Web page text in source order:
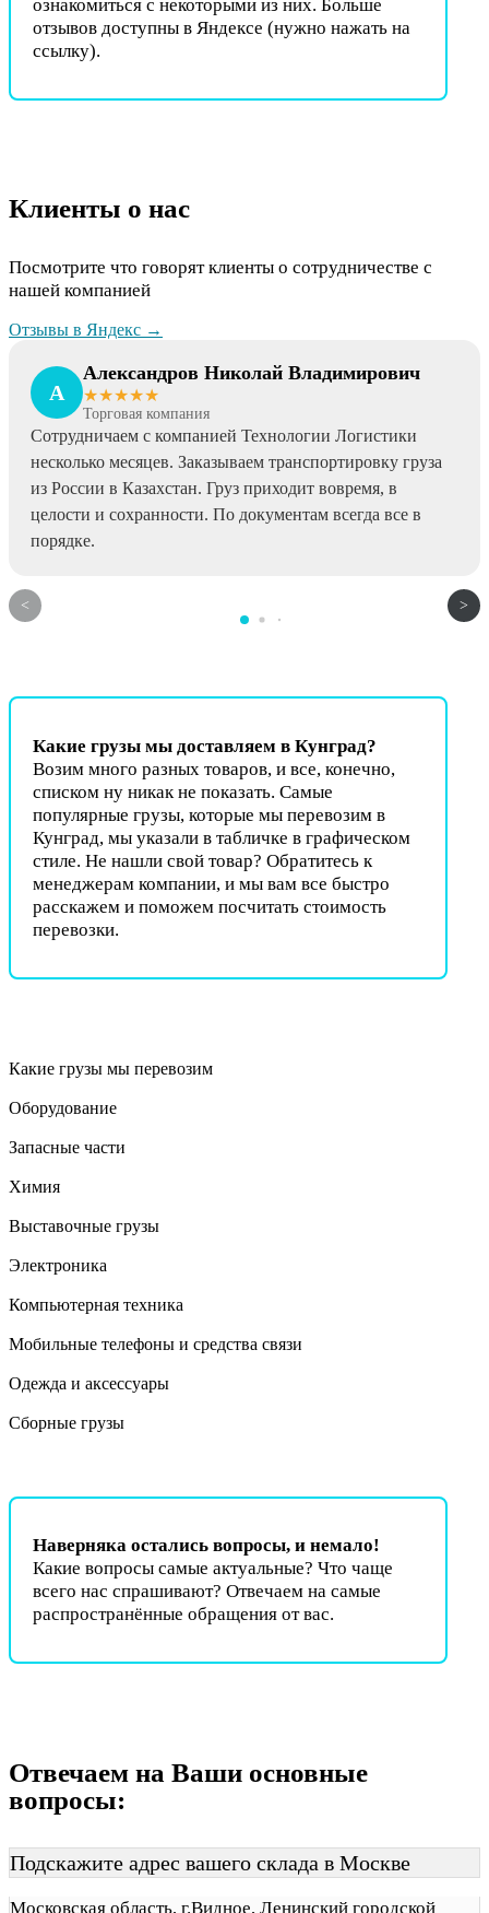
ознакомиться с некоторыми из них. Больше
отзывов доступны в Яндексе (нужно нажать на
ссылку).
Клиенты о нас
Посмотрите что говорят клиенты о сотрудничестве с
нашей компанией
Отзывы в Яндекс →
А
Александров Николай Владимирович
★★★★★
Торговая компания
Сотрудничаем с компанией Технологии Логистики
несколько месяцев. Заказываем транспортировку груза
из России в Казахстан. Груз приходит вовремя, в
целости и сохранности. По документам всегда все в
порядке.
Какие грузы мы доставляем в Кунград?
Возим много разных товаров, и все, конечно,
списком ну никак не показать. Самые
популярные грузы, которые мы перевозим в
Кунград, мы указали в табличке в графическом
стиле. Не нашли свой товар? Обратитесь к
менеджерам компании, и мы вам все быстро
расскажем и поможем посчитать стоимость
перевозки.
Какие грузы мы перевозим
Оборудование
Запасные части
Химия
Выставочные грузы
Электроника
Компьютерная техника
Мобильные телефоны и средства связи
Одежда и аксессуары
Сборные грузы
Наверняка остались вопросы, и немало!
Какие вопросы самые актуальные? Что чаще
всего нас спрашивают? Отвечаем на самые
распространённые обращения от вас.
Отвечаем на Ваши основные
вопросы:
Подскажите адрес вашего склада в Москве
Московская область, г.Видное, Ленинский городской